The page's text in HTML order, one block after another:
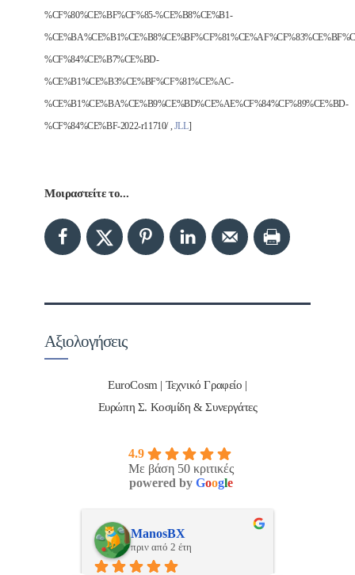
%CF%80%CE%BF%CF%85-%CE%B8%CE%B1-
%CF%84%CE%B7%CE%BD-
%CE%B1%CE%B3%CE%BF%CF%81%CE%AC-
%CE%B1%CE%BA%CE%B9%CE%BD%CE%AE%CF%84%CF%89%CE%BD-
%CF%84%CE%BF-2022-r11710/ , JLL]
Μοιραστείτε το...
Αξιολογήσεις
EuroCosm | Τεχνικό Γραφείο |
Ευρώπη Σ. Κοσμίδη & Συνεργάτες
4.9
Με βάση 50 κριτικές
powered by Google
Νικος Σταυριανος
πριν από 2 έτη